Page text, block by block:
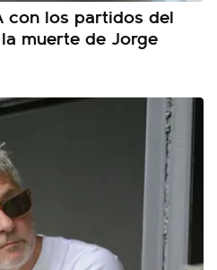
con los partidos del
muerte de Jorge